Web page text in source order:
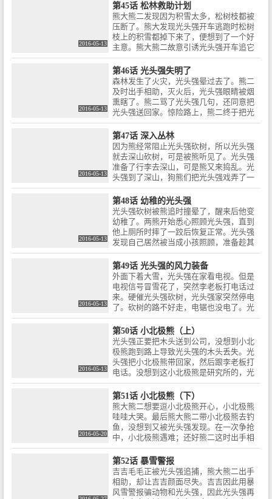
2016-05-13
第45话 松林救助计划
熊大熊二发现因为积雪太多，松树枝都被
压断了。熊大发现光头强开车逃跑时松树
枝上的积雪都掉下来了，便想到了一个好
主意。熊大熊二故意引诱光头强开车追它
们，一棵棵松树枝上的积雪都滑落下来。
最后光头强车被积雪掩埋。熊大熊二说︰
太棒了，任务成功！
2016-05-13
第46话 光头强失明了
森林发生了火灾，光头强晕过去了。熊二
及时出手相助，灭火后，光头强眼睛被烟
熏瞎了。熊二骂了光头强几句，还同意把
光头强送回家。惊险路上，熊二终于把光
头强送回了家。但是光头强的脸被熊涂鸦
了，光头强的视力恢复后看了镜子后生
气。
2016-05-13
第47话 深入丛林
因为熊经常阻止光头强砍树，所以光头强
就去深山砍树，可是被熊听见了。光头强
准备了行李去深山，可是熊又来捣乱。光
头强到了深山，狗熊们把光头强戏弄了一
顿。光头强逃离了深山，熊大他们又取得
最后的胜利。
2016-05-13
第48话 幼稚的光头强
光头强砍树被熊追时撞晕了，醒来后他变
幼稚了。两熊开始悉心照顾光头强，直到
他上厕所时摔了一跤后恢复正常。光头强
发现自己居然被当成小孩照顾，准备趁其
不备打败狗熊，并告诉了李老板明天带到
山洞里抓住它们。第二天光头强以野餐为
由把狗熊骗到山洞里，他意外发现自己曾
经画过的画回想起两熊照顾自己的时光又
看到熊大熊二为自己堆雪人，不禁热泪盈
眶。这时李老板打来电话光头强谎言回
2016-05-13
第49话 光头强的风力装备
外面下着大雪，光头强在家看电视。但是
电视信号冒雪花了，突然李老板打电话过
来。硬催光头强砍树，光头强家突然停电
了。砍树的路不好走，电锯也没电了。光
头强想到风就发明发电机，给电锯充满了
能量。光头强疯狂的砍树，被熊捣乱后发
电机坏了。光头强回家升级发电机，最后
光头强把熊戏弄的团团转。连吉吉也阻止
不了光头强砍树，蹦蹦出现后把光头强落
入陷阱。最后熊二扔了蜂蜜光头强的计划
冰雕整容了一下。最终光头强失败了，动
物们取得胜利。
2016-05-13
第50话 小北极熊（上）
光头强正要把木头送到公司，没想到小北
极熊跑到路上导致光头强的木头丢失。光
头强把小北极熊带回家，然后跟李老板打
电话。没想到这小北极熊是研究所的，光
头强把小北极熊的事忠心耿耿。熊大熊二
去光头强家把小北极熊带走，没想到居然
被发现了。第二天早上，李老板电话打进
来说小北极熊的事。光头强说没有北极
熊，然后就去砍树。结果熊大熊二趁光头
强砍树把小北极熊带走了，光头强很生气
2016-05-20
第51话 小北极熊（下）
熊大熊二想要逗小北极熊开心，小北极熊
哇哇大哭。最后熊大熊二带小北极熊去钓
鱼，没想到又被光头强发现。在一次争抢
中，小北极熊遇难；还好熊二这时出手相
助，熊大熊二和光头强给小北极熊带来了
最好的照顾。光头强突然想起极地考察团
的火车就要开了，最后光头强在危难关头
把小北极熊带到火车上。小北极熊在火车
站与熊大熊二光头强道别，终于回到极地
第52话 暴雪警报
吉吉毛毛正被光头强追捕，熊大熊二出手
相助，却让吉吉颜面尽失。吉吉因此用暴
风雪警报骗动物和光头强，因此光头强再